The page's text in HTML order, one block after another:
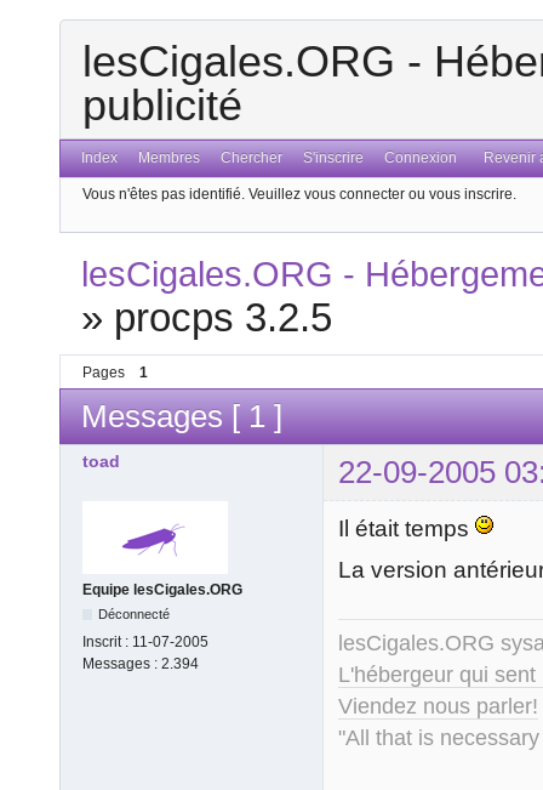
lesCigales.ORG -
publicité
Index Membres Chercher S'inscrire Connexion Revenir
Vous n'êtes pas identifié. Veuillez vous connecter ou vous inscrire.
lesCigales.ORG -
» procps 3.2.5
Pages 1
Messages [ 1 ]
toad 22-09-2005
Equipe lesCigales.ORG
Déconnecté
Inscrit : 11-07-2005
Messages : 2.394
Il était temps
La version
lesCigales.ORG
L'hébergeur qui
Viendez nous parler!
"All that is